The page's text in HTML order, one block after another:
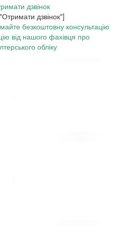
дзвінок
дзвінок"]
безкоштовну консультацію
від нашого фахівця про
обліку